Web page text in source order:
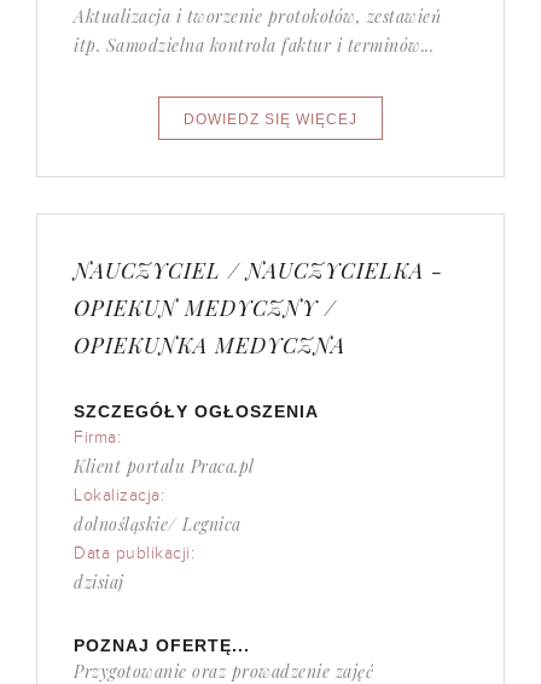
Aktualizacja i tworzenie protokołów, zestawień
itp. Samodzielna kontrola faktur i terminów...
NAUCZYCIEL / NAUCZYCIELKA -
OPIEKUN MEDYCZNY /
OPIEKUNKA MEDYCZNA
SZCZEGÓŁY OGŁOSZENIA
Firma:
Klient portalu Praca.pl
Lokalizacja:
dolnośląskie/ Legnica
Data publikacji:
dzisiaj
POZNAJ OFERTĘ...
Przygotowanie oraz prowadzenie zajęć